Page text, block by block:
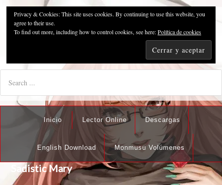
Pzykosis666HFansub
"I'm the best there is at what I do, but what I do best isn't very
Inicio Lector Online Descargas
English Download Monmusu Volúmenes
Sadistic Mary
Privacy & Cookies: This site uses cookies. By continuing to use this website, you
agree to their use.
To find out more, including how to control cookies, see here:Política de cookies